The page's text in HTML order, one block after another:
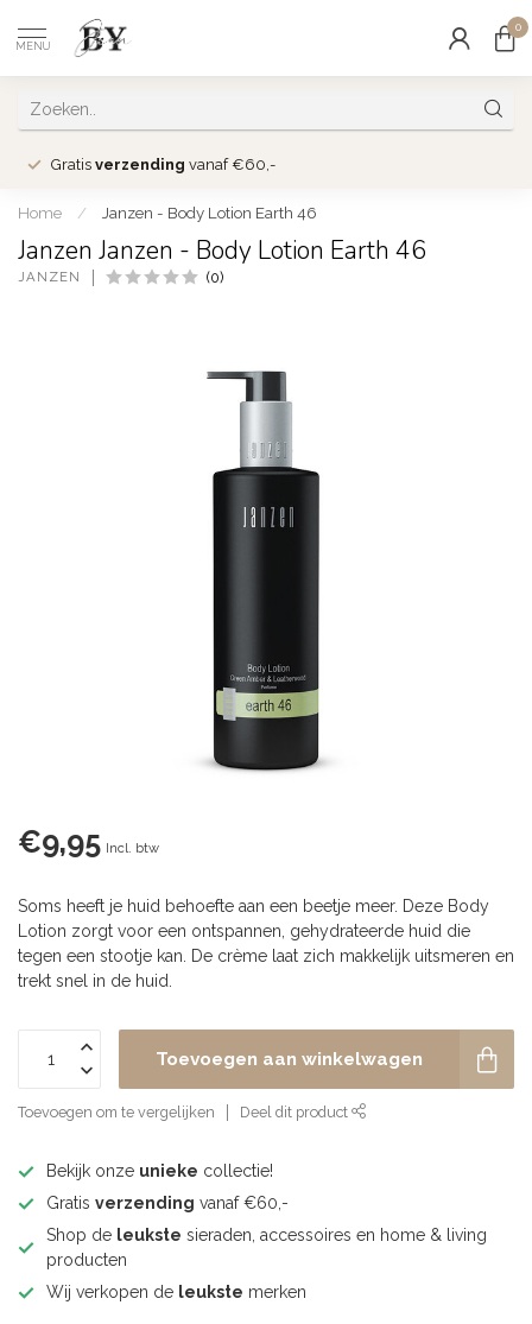
MENU
0
Gratis verzending vanaf €60,-
Home / Janzen - Body Lotion Earth 46
Janzen Janzen - Body Lotion Earth 46
JANZEN (0)
€9,95 Incl. btw
Soms heeft je huid behoefte aan een beetje meer. Deze Body
Lotion zorgt voor een ontspannen, gehydrateerde huid die
tegen een stootje kan. De crème laat zich makkelijk uitsmeren en
trekt snel in de huid.
Toevoegen aan winkelwagen
Toevoegen om te vergelijken Deel dit product
Bekijk onze unieke collectie!
Gratis verzending vanaf €60,-
Shop de leukste sieraden, accessoires en home & living
producten
Wij verkopen de leukste merken